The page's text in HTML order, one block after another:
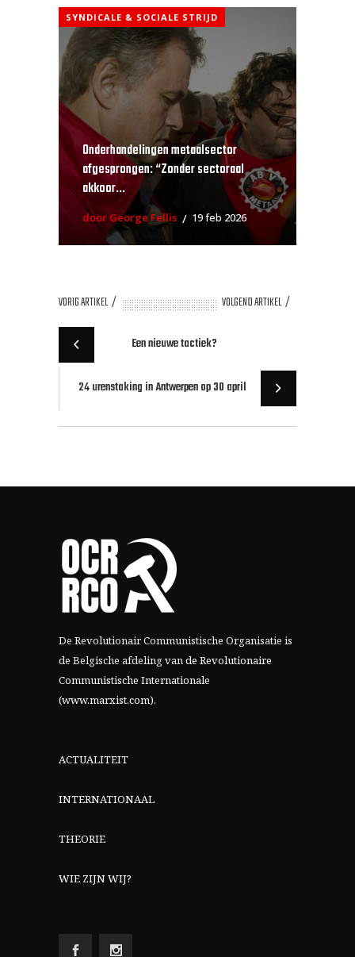
SYNDICALE & SOCIALE STRIJD
Onderhandelingen metaalsector
afgesprongen: “Zonder sectoraal
akkoor...
door George Fellis 19 feb 2026
VORIG ARTIKEL VOLGEND ARTIKEL
Een nieuwe tactiek?
24 urenstaking in Antwerpen op 30 april
De Revolutionair Communistische Organisatie is
de Belgische afdeling vande Revolutionaire
Communistische Internationale
(www.marxist.com).
ACTUALITEIT
INTERNATIONAAL
THEORIE
WIE ZIJN WIJ?